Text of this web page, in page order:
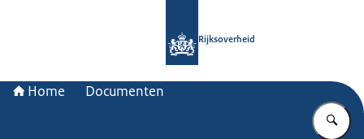
Rijksoverheid
Home Documenten